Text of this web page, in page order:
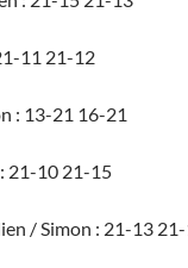
11 21-12
: 13-21 16-21
21-10 21-15
/ Simon : 21-13